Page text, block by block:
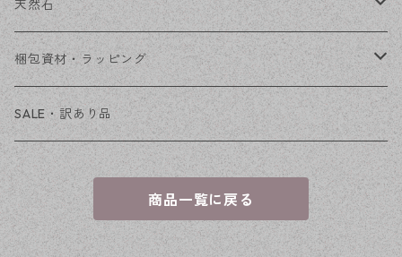
その他
天然石
穴あき
穴なし
梱包資材・ラッピング
発送ボックス
アクセサリー台紙
OPP袋
SALE・訳あり品
商品一覧に戻る